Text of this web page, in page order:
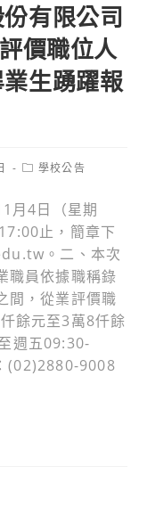
有限公司
價職位人
生踴躍報
Post學校公告
月4日（星期
止，簡章下
。二、本次
職員依據職稱錄
間，從業評價職
餘元至3萬8仟餘
週五09:30-
(02)2880-9008